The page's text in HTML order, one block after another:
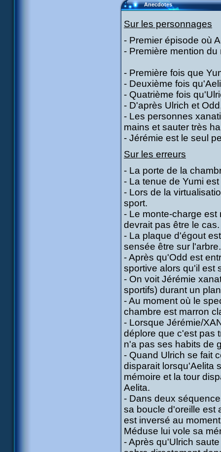
Anecdotes
Sur les personnages
- Premier épisode où
- Première mention
- Première fois que
- Deuxième fois
- Quatrième fois
- D'après Ulrich et
- Les personnes
mains et sauter très
- Jérémie est le seul
Sur les erreurs
- La porte de la
- La tenue de Yumi
- Lors de la
sport.
- Le monte-charge est
devrait pas être le cas.
- La plaque d'égout
sensée être sur l'arbre.
- Après qu'Odd est
sportive alors qu'il est
- On voit Jérémie
sportifs) durant un
- Au moment où le
chambre est marron
- Lorsque Jérémie/
déplore que c'est pas
n'a pas ses habits de
- Quand Ulrich se fait
disparait lorsqu'Aelita
mémoire et la tour
Aelita.
- Dans deux
sa boucle d'oreille est
est inversé au
Méduse lui vole sa
- Après qu'Ulrich